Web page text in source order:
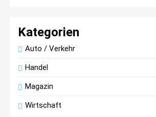
Kategorien
Auto / Verkehr
Handel
Magazin
Wirtschaft